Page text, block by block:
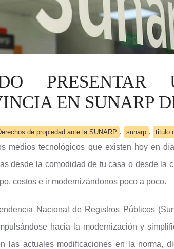
EN SUNARP
de propiedad ante la SUNARP , sunarp , titulo
medios tecnológicos que existen hoy en
desde la comodidad de tu casa o desde la
costos e ir modernizándonos poco a poco.
Nacional de Registros Públicos
hacia la modernización y
las actuales modificaciones en la norma,